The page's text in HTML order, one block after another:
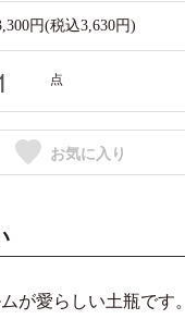
円(税込3,630円)
点
お気に入り
が愛らしい土瓶です。